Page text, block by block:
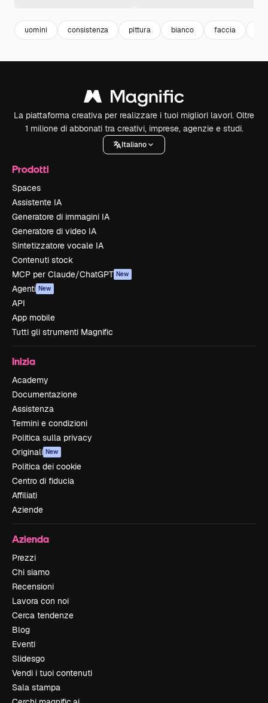
uomini consistenza pittura bianco faccia
La piattaforma creativa per realizzare i tuoi migliori lavori. Oltre
1 milione di abbonati tra creativi, imprese, agenzie e studi.
Italiano
Prodotti
Spaces
Assistente IA
Generatore di immagini IA
Generatore di video IA
Sintetizzatore vocale IA
Contenuti stock
MCP per Claude/ChatGPT New
Agenti New
API
App mobile
Tutti gli strumenti Magnific
Inizia
Academy
Documentazione
Assistenza
Termini e condizioni
Politica sulla privacy
Originali New
Politica dei cookie
Centro di fiducia
Affiliati
Aziende
Azienda
Prezzi
Chi siamo
Recensioni
Lavora con noi
Cerca tendenze
Blog
Eventi
Slidesgo
Vendi i tuoi contenuti
Sala stampa